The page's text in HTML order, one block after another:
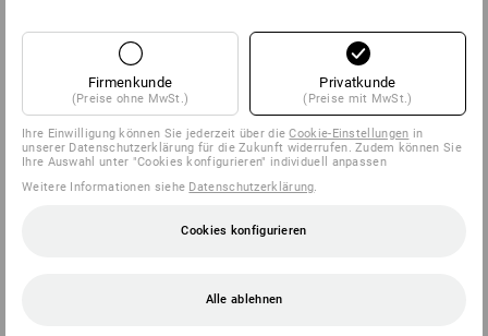
UNTERNEHMEN
INFORMATIONEN
ZAHLARTEN
Firmenkunde
(Preise ohne MwSt.)
Privatkunde
(Preise mit MwSt.)
Ihre Einwilligung können Sie jederzeit über dieCookie-Einstellungen in
unserer Datenschutzerklärung für die Zukunft widerrufen. Zudem können Sie
Ihre Auswahl unter "Cookies konfigurieren" individuell anpassen
Weitere Informationen siehe Datenschutzerklärung.
Cookies konfigurieren
Alle ablehnen